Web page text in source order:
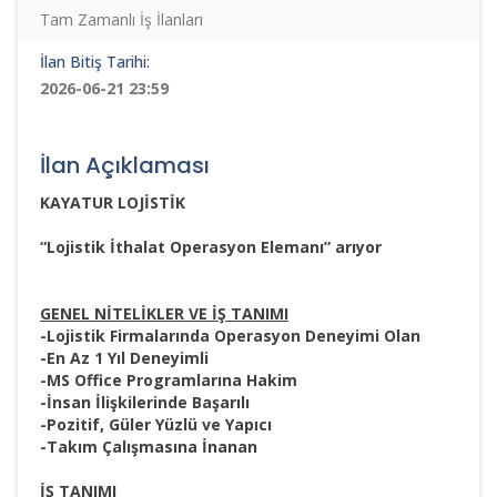
Tam Zamanlı İş İlanları
İlan Bitiş Tarihi:
2026-06-21 23:59
İlan Açıklaması
KAYATUR LOJİSTİK
“Lojistik İthalat Operasyon Elemanı” arıyor
GENEL NİTELİKLER VE İŞ TANIMI
-Lojistik Firmalarında Operasyon Deneyimi Olan
-En Az 1 Yıl Deneyimli
-MS Office Programlarına Hakim
-İnsan İlişkilerinde Başarılı
-Pozitif, Güler Yüzlü ve Yapıcı
-Takım Çalışmasına İnanan
İŞ TANIMI